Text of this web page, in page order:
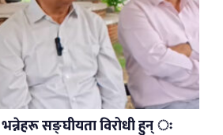
सङ्घीयता विरोधी हुन् ः